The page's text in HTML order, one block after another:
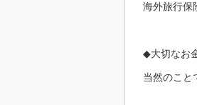
海外旅行保
◆大切なお
当然のこと